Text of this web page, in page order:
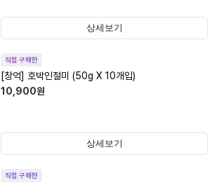
상세보기
직접 구매한
[창억] 호박인절미 (50g X 10개입)
10,900원
상세보기
직접 구매한